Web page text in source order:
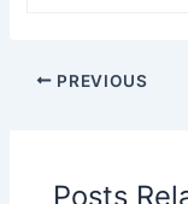
PREVIOUS
Posts